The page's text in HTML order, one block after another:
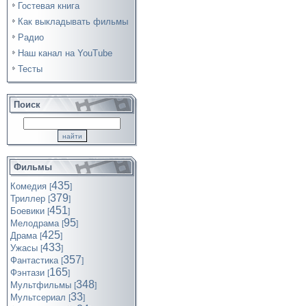
Гостевая книга
Как выкладывать фильмы
Радио
Наш канал на YouTube
Тесты
Поиск
Фильмы
Комедия [435]
Триллер [379]
Боевики [451]
Мелодрама [95]
Драма [425]
Ужасы [433]
Фантастика [357]
Фэнтази [165]
Мультфильмы [348]
Мультсериал [33]